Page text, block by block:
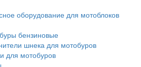
оборудование для мотоблоков
бензиновые
шнека для мотобуров
для мотобуров